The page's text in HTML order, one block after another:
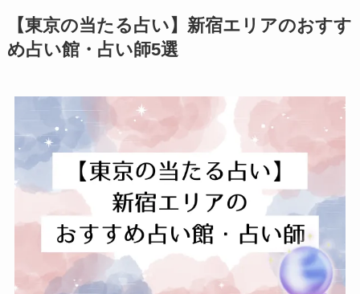
【東京の当たる占い】新宿エリアのおすす
め占い館・占い師5選